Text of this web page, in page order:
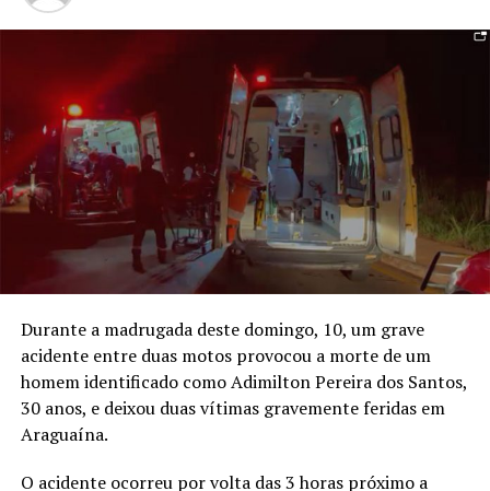
Durante a madrugada deste domingo, 10, um grave
acidente entre duas motos provocou a morte de um
homem identificado como Adimilton Pereira dos Santos,
30 anos, e deixou duas vítimas gravemente feridas em
Araguaína.
O acidente ocorreu por volta das 3 horas próximo a